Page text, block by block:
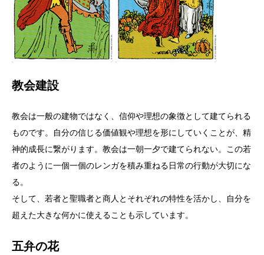
教会建設
教会は一般の建物ではなく、信仰や理想の象徴として建てられる
ものです。自分の信じる価値観や理想を形にしていくことが、精
神的成長に繋がります。教会は一朝一夕で建てられない。この若
者のように一個一個のレンガを積み重ねる日常の行動が大切にな
る。
そして、若者と聖職者と商人とそれぞれの特性を活かし、自分を
超えた大きな何かに使えることも示しています。
五弁の花